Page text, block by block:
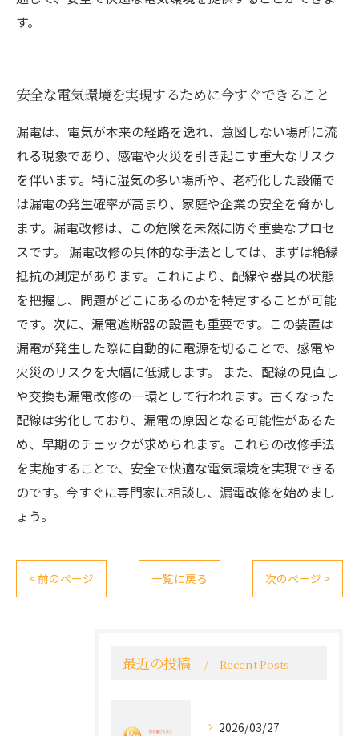
す。
安全な電気環境を実現するために今すぐできること
漏電は、電気が本来の経路を逸れ、意図しない場所に流
れる現象であり、感電や火災を引き起こす重大なリスク
を伴います。特に湿気の多い場所や、老朽化した設備で
は漏電の発生確率が高まり、家庭や企業の安全を脅かし
ます。漏電改修は、この危険を未然に防ぐ重要なプロセ
スです。 漏電改修の具体的な手法としては、まずは絶縁
抵抗の測定があります。これにより、配線や器具の状態
を把握し、問題がどこにあるのかを特定することが可能
です。次に、漏電遮断器の設置も重要です。この装置は
漏電が発生した際に自動的に電源を切ることで、感電や
火災のリスクを大幅に低減します。 また、配線の見直し
や交換も漏電改修の一環として行われます。古くなった
配線は劣化しており、漏電の原因となる可能性があるた
め、早期のチェックが求められます。これらの改修手法
を実施することで、安全で快適な電気環境を実現できる
のです。今すぐに専門家に相談し、漏電改修を始めまし
ょう。
< 前のページ 一覧に戻る 次のページ >
最近の投稿 Recent Posts
2026/03/27